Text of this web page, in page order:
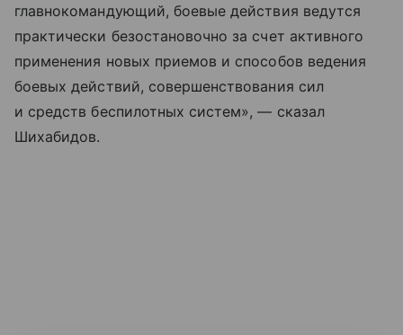
главнокомандующий, боевые действия ведутся
практически безостановочно за счет активного
применения новых приемов и способов ведения
боевых действий, совершенствования сил
и средств беспилотных систем», — сказал
Шихабидов.